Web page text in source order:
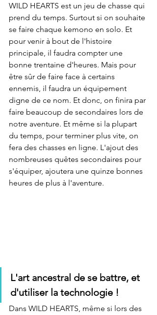
WILD HEARTS est un jeu de chasse qui
prend du temps. Surtout si on souhaite
se faire chaque kemono en solo. Et
pour venir à bout de l'histoire
principale, il faudra compter une
bonne trentaine d'heures. Mais pour
être sûr de faire face à certains
ennemis, il faudra un équipement
digne de ce nom. Et donc, on finira par
faire beaucoup de secondaires lors de
notre aventure. Et même si la plupart
du temps, pour terminer plus vite, on
fera des chasses en ligne. L'ajout des
nombreuses quêtes secondaires pour
s'équiper, ajoutera une quinze bonnes
heures de plus à l'aventure.
L'art ancestral de se battre, et
d'utiliser la technologie !
Dans WILD HEARTS, même si lors des